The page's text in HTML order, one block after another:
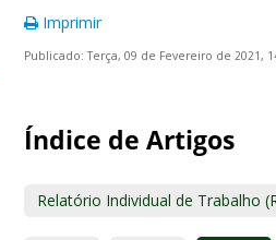
Imprimir
Publicado: Terça, 09 de Fevereiro de 2021,
Índice de Artigos
Relatório Individual de Trabalho